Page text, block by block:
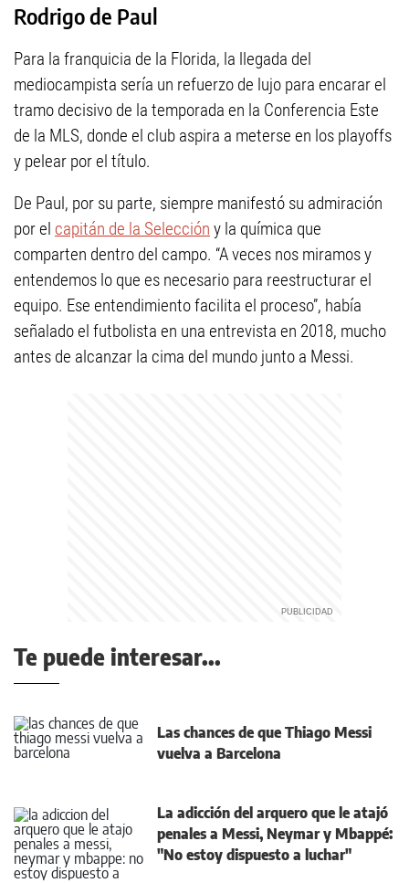
Rodrigo de Paul
Para la franquicia de la Florida, la llegada del
mediocampista sería un refuerzo de lujo para encarar el
tramo decisivo de la temporada en la Conferencia Este
de la MLS, donde el club aspira a meterse en los playoffs
y pelear por el título.
De Paul, por su parte, siempre manifestó su admiración
por el capitán de la Selección y la química que
comparten dentro del campo. “A veces nos miramos y
entendemos lo que es necesario para reestructurar el
equipo. Ese entendimiento facilita el proceso”, había
señalado el futbolista en una entrevista en 2018, mucho
antes de alcanzar la cima del mundo junto a Messi.
Te puede interesar...
Las chances de que Thiago Messi
vuelva a Barcelona
La adicción del arquero que le atajó
penales a Messi, Neymar y Mbappé:
"No estoy dispuesto a luchar"